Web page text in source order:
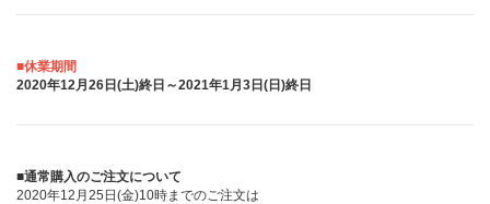
■休業期間
2020年12月26日(土)終日～2021年1月3日(日)終日
■通常購入のご注文について
2020年12月25日(金)10時までのご注文は